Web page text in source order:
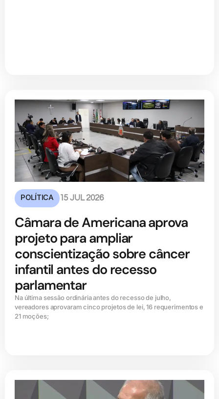
POLÍTICA 15 JUL 2026
Câmara de Americana aprova
projeto para ampliar
conscientização sobre câncer
infantil antes do recesso
parlamentar
Na última sessão ordinária antes do recesso de julho,
vereadores aprovaram cinco projetos de lei, 16 requerimentos e
21 moções;